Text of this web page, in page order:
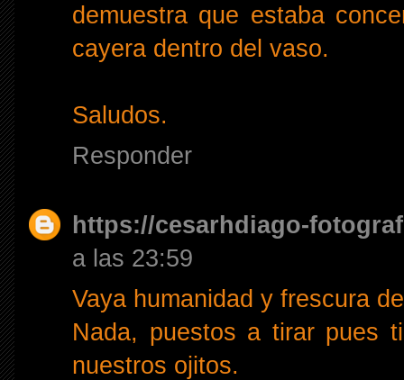
demuestra que estaba
cayera dentro del vaso.
Saludos.
Responder
https://cesarhdiago-
a las 23:59
Vaya humanidad y frescura
Nada, puestos a tirar pues
nuestros ojitos.